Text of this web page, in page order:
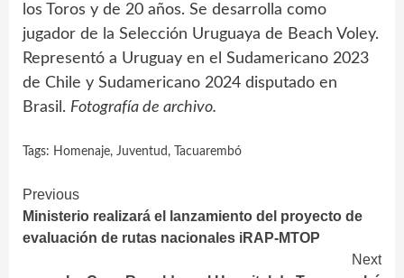
los Toros y de 20 años. Se desarrolla como
jugador de la Selección Uruguaya de Beach Voley.
Representó a Uruguay en el Sudamericano 2023
de Chile y Sudamericano 2024 disputado en
Brasil. Fotografía de archivo.
Tags: Homenaje, Juventud , Tacuarembó
Continue
Reading
Previous
Ministerio realizará el lanzamiento del proyecto de
evaluación de rutas nacionales iRAP-MTOP
Next